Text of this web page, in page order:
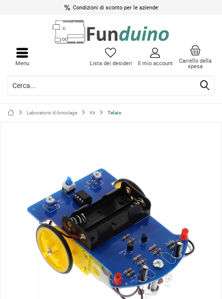
Condizioni di sconto per le aziende
Carrello della
spesa
Lista dei desideri Il mio account
Menu
Laboratorio di bricolage Kit Telaio